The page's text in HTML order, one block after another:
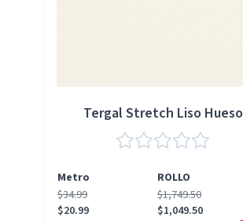
Tergal Stretch Liso Hueso
Metro
ROLLO
$34.99
$20.99
$1,749.50
$1,049.50